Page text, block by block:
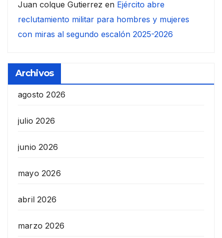
Juan colque Gutierrez en Ejército abre
reclutamiento militar para hombres y mujeres
con miras al segundo escalón 2025-2026
Archivos
agosto 2026
julio 2026
junio 2026
mayo 2026
abril 2026
marzo 2026